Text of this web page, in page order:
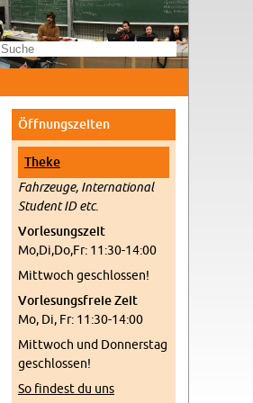
Öff­nungs­zei­ten
Theke
Fahr­zeu­ge, In­ter­na­tio­nal
Stu­dent ID etc.
Vor­le­sungs­zeit
Mo,Di,Do,Fr: 11:30-14:00
Mitt­woch ge­schlos­sen!
Vor­le­sungs­freie Zeit
Mo, Di, Fr: 11:30-14:00
Mitt­woch und Don­ners­tag
ge­schlos­sen!
So fin­dest du uns